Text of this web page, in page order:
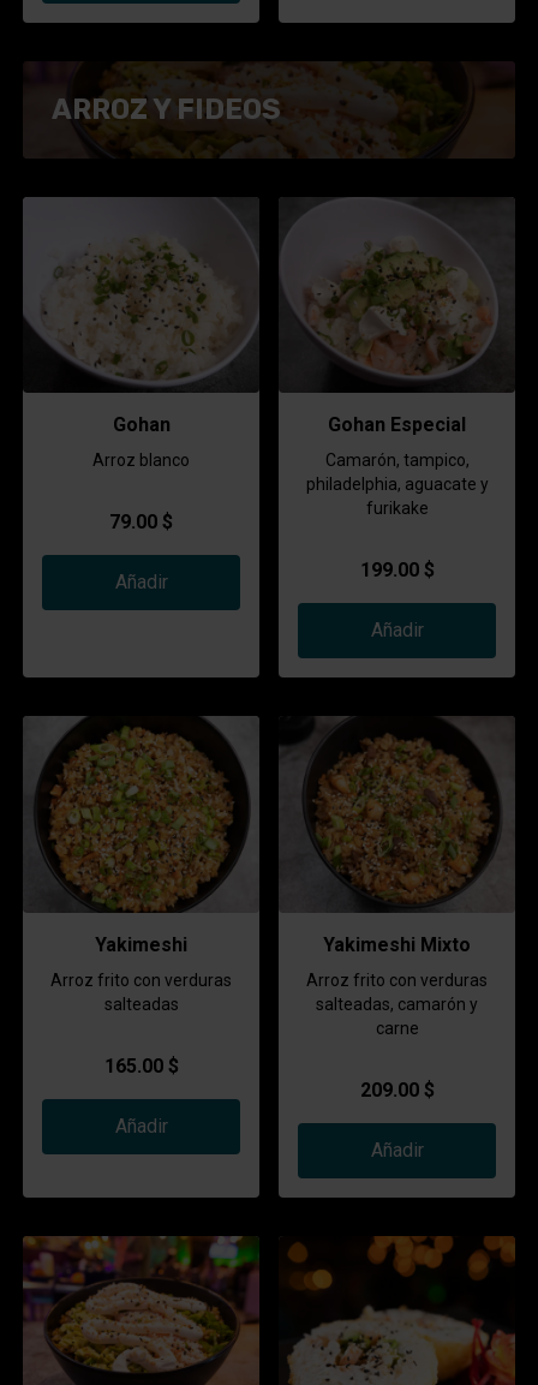
ARROZ Y FIDEOS
Gohan
Arroz blanco
79.00 $
Añadir
Gohan Especial
Camarón, tampico,
philadelphia, aguacate y
furikake
199.00 $
Añadir
Yakimeshi
Arroz frito con verduras
salteadas
165.00 $
Añadir
Yakimeshi Mixto
Arroz frito con verduras
salteadas, camarón y
carne
209.00 $
Añadir